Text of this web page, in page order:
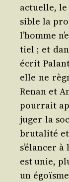
actuelle,
sible la
l’homme
tiel ; et
écrit
elle ne
Renan et
pour­rait
juger la
bru­ta­li­té et
s’élancer
est unie,
un